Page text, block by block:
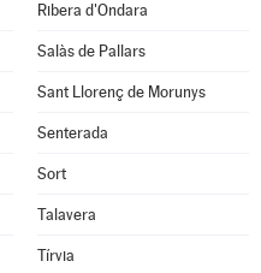
Ribera d'Ondara
Salàs de Pallars
Sant Llorenç de Morunys
Senterada
Sort
Talavera
Tírvia